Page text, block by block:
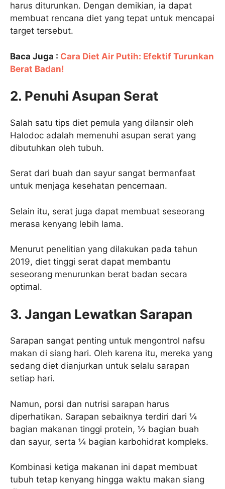
harus diturunkan. Dengan demikian, ia dapat
membuat rencana diet yang tepat untuk mencapai
target tersebut.
Baca Juga : Cara Diet Air Putih: Efektif Turunkan
Berat Badan!
2. Penuhi Asupan Serat
Salah satu tips diet pemula yang dilansir oleh
Halodoc adalah memenuhi asupan serat yang
dibutuhkan oleh tubuh.
Serat dari buah dan sayur sangat bermanfaat
untuk menjaga kesehatan pencernaan.
Selain itu, serat juga dapat membuat seseorang
merasa kenyang lebih lama.
Menurut penelitian yang dilakukan pada tahun
2019, diet tinggi serat dapat membantu
seseorang menurunkan berat badan secara
optimal.
3. Jangan Lewatkan Sarapan
Sarapan sangat penting untuk mengontrol nafsu
makan di siang hari. Oleh karena itu, mereka yang
sedang diet dianjurkan untuk selalu sarapan
setiap hari.
Namun, porsi dan nutrisi sarapan harus
diperhatikan. Sarapan sebaiknya terdiri dari ¼
bagian makanan tinggi protein, ½ bagian buah
dan sayur, serta ¼ bagian karbohidrat kompleks.
Kombinasi ketiga makanan ini dapat membuat
tubuh tetap kenyang hingga waktu makan siang